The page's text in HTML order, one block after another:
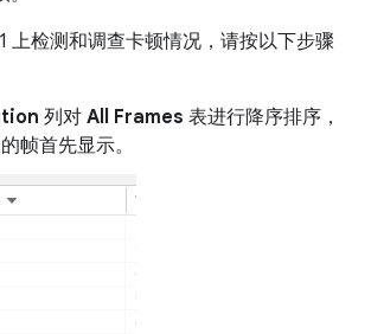
上检测和调查卡顿情况，请按以下步骤
列对 All Frames 表进行降序排序，
帧首先显示。